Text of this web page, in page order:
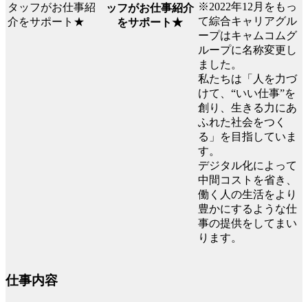
ッフがお仕事紹介
をサポート★
※2022年12月をもっ
て綜合キャリアグル
ープはキャムコムグ
ループに名称変更し
ました。
私たちは「人を力づ
けて、“いい仕事”を
創り、生きる力にあ
ふれた社会をつく
る」を目指していま
す。
デジタル化によって
中間コストを省き、
働く人の生活をより
豊かにするような仕
事の提供をしてまい
ります。
仕事内容